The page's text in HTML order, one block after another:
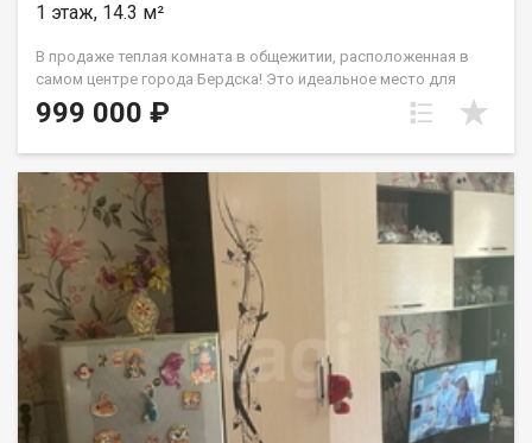
1 этаж, 14.3 м²
В продаже теплая комната в общежитии, расположенная в
самом центре города Бердска! Это идеальное место для
жизни, где все необходимое находится в шаговой
доступности. Вокруг вас — детские сады, школы, медицинские
общественного транспорта всего в нескольких минутах
ходьбы, что делает передвижение по городу максимально
удобным. В секции проживает всего одна семья, что
обеспечивает тишину и спокойствие. Это отличный вариант
для студентов, которые ищут свое первое жилье, а также
привлекательная инвестиция для тех, кто хочет приумножить
свои средства. Ваша новая жизнь начинается здесь!
Идеальное расположение позволит с легкостью
пользоваться преимуществами городской инфраструктуры:
рядом находятся образовательные учреждения, медицинские
центры, зоны отдыха и развлечения, продовольственные
магазины. Транспортная доступность порадует даже самого
999 000 ₽